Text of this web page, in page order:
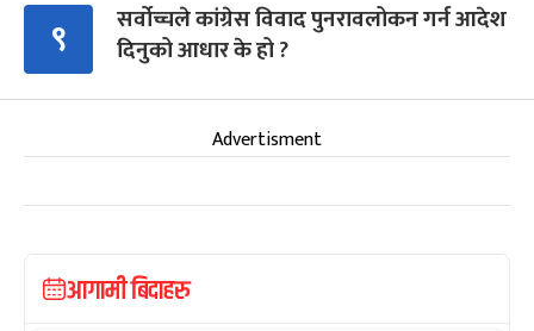
९
सर्वोच्चले कांग्रेस विवाद पुनरावलोकन गर्न आदेश
दिनुको आधार के हो ?
Advertisment
आगामी बिदाहरु